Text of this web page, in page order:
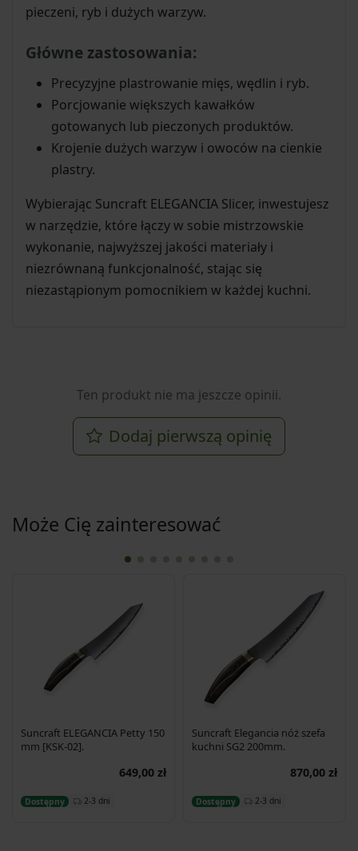
pieczeni, ryb i dużych warzyw.
Główne zastosowania:
Precyzyjne plastrowanie mięs, wędlin i ryb.
Porcjowanie większych kawałków
gotowanych lub pieczonych produktów.
Krojenie dużych warzyw i owoców na cienkie
plastry.
Wybierając Suncraft ELEGANCIA Slicer, inwestujesz
w narzędzie, które łączy w sobie mistrzowskie
wykonanie, najwyższej jakości materiały i
niezrównaną funkcjonalność, stając się
niezastąpionym pomocnikiem w każdej kuchni.
Ten produkt nie ma jeszcze opinii.
Dodaj pierwszą opinię
Może Cię zainteresować
Suncraft ELEGANCIA Petty 150
mm [KSK-02].
649,00 zł
Dostępny 2-3 dni
Dodaj do koszyka
Suncraft Elegancia nóż szefa
kuchni SG2 200mm.
870,00 zł
Dostępny 2-3 dni
Dodaj do koszyka